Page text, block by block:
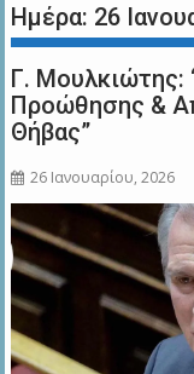
Ημέρα: 26
Γ. Μουλκιώτης:
Προώθησης &
Θήβας”
26 Ιανουαρίου, 2026